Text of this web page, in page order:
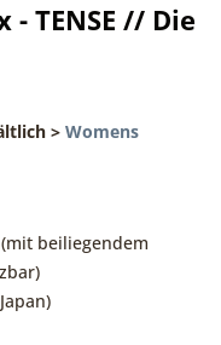
TENSE // Die
> Womens
beiliegendem